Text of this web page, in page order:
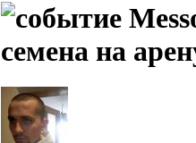
семена на